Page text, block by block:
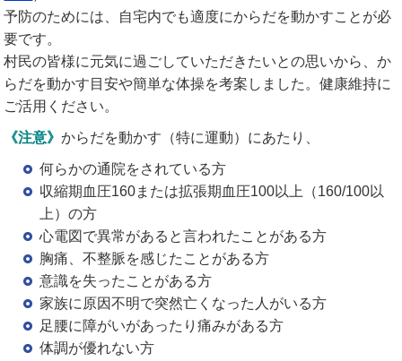
予防のためには、自宅内でも適度にからだを動かすことが必
要です。
村民の皆様に元気に過ごしていただきたいとの思いから、か
らだを動かす目安や簡単な体操を考案しました。健康維持に
ご活用ください。
《注意》からだを動かす（特に運動）にあたり、
何らかの通院をされている方
収縮期血圧160または拡張期血圧100以上（160/100以
上）の方
心電図で異常があると言われたことがある方
胸痛、不整脈を感じたことがある方
意識を失ったことがある方
家族に原因不明で突然亡くなった人がいる方
足腰に障がいがあったり痛みがある方
体調が優れない方